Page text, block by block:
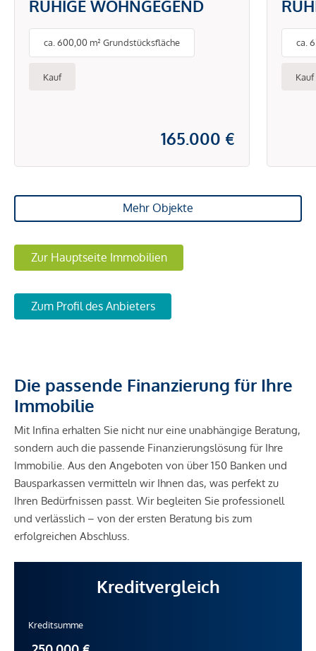
RUHIGE WOHNGEGEND
ca. 600,00 m² Grundstücksfläche
Kauf
165.000 €
ca.
Kauf
Mehr Objekte
Zur Hauptseite Immobilien
Zum Profil des Anbieters
Die passende Finanzierung für Ihre
Immobilie
Mit Infina erhalten Sie nicht nur eine unabhängige Beratung,
sondern auch die passende Finanzierungslösung für Ihre
Immobilie. Aus den Angeboten von über 150 Banken und
Bausparkassen vermitteln wir Ihnen das, was perfekt zu
Ihren Bedürfnissen passt. Wir begleiten Sie professionell
und verlässlich – von der ersten Beratung bis zum
erfolgreichen Abschluss.
Kreditvergleich
Kreditsumme